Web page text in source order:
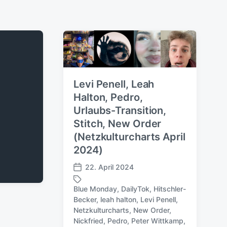
Levi Penell, Leah
Halton, Pedro,
Urlaubs-Transition,
Stitch, New Order
(Netzkulturcharts April
2024)
V
e
r
ö
f
f
22. April 2024
S
Blue Monday, DailyTok, Hitschler-
Becker, leah halton, Levi Penell,
Netzkulturcharts, New Order,
Nickfried, Pedro, Peter Wittkamp,